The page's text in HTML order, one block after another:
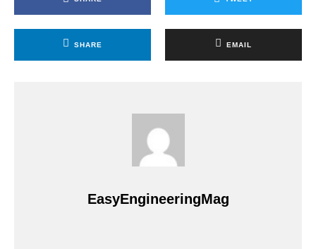
SHARE EMAIL
EasyEngineeringMag